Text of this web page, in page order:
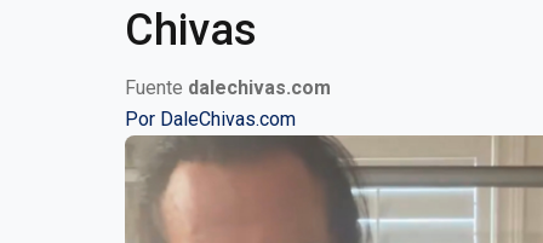
Chivas
Fuente dalechivas.com
Por DaleChivas.com